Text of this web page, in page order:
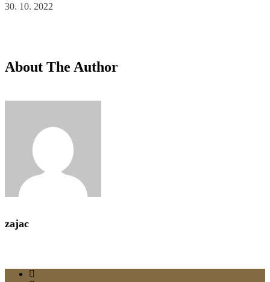
30. 10. 2022
About The Author
zajac